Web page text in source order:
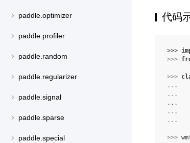
paddle.optimizer
paddle.profiler
paddle.random
paddle.regularizer
paddle.signal
paddle.sparse
paddle.special
代码
>>>
>>>
>>>
...
...
...
...
...
>>>